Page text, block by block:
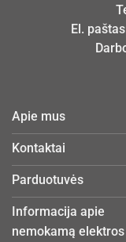
El.
Apie mus
Kontaktai
Parduotuvės
Informacija apie
nemokamą